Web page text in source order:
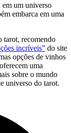
em um universo
embarca em uma
tarot, recomendo
incríveis” do site
opções de vinhos
uma
sobre o mundo
universo do tarot.